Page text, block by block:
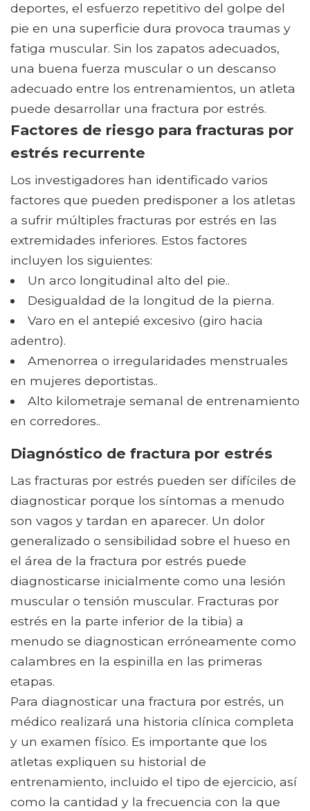
deportes, el esfuerzo repetitivo del golpe del
pie en una superficie dura provoca traumas y
fatiga muscular. Sin los zapatos adecuados,
una buena fuerza muscular o un descanso
adecuado entre los entrenamientos, un atleta
puede desarrollar una fractura por estrés.
Factores de riesgo para fracturas por
estrés recurrente
Los investigadores han identificado varios
factores que pueden predisponer a los atletas
a sufrir múltiples fracturas por estrés en las
extremidades inferiores. Estos factores
incluyen los siguientes:
Un arco longitudinal alto del pie..
Desigualdad de la longitud de la pierna.
Varo en el antepié excesivo (giro hacia
adentro).
Amenorrea o irregularidades menstruales
en mujeres deportistas..
Alto kilometraje semanal de entrenamiento
en corredores..
Diagnóstico de fractura por estrés
Las fracturas por estrés pueden ser difíciles de
diagnosticar porque los síntomas a menudo
son vagos y tardan en aparecer. Un dolor
generalizado o sensibilidad sobre el hueso en
el área de la fractura por estrés puede
diagnosticarse inicialmente como una lesión
muscular o tensión muscular. Fracturas por
estrés en la parte inferior de la tibia) a
menudo se diagnostican erróneamente como
calambres en la espinilla en las primeras
etapas.
Para diagnosticar una fractura por estrés, un
médico realizará una historia clínica completa
y un examen físico. Es importante que los
atletas expliquen su historial de
entrenamiento, incluido el tipo de ejercicio, así
como la cantidad y la frecuencia con la que